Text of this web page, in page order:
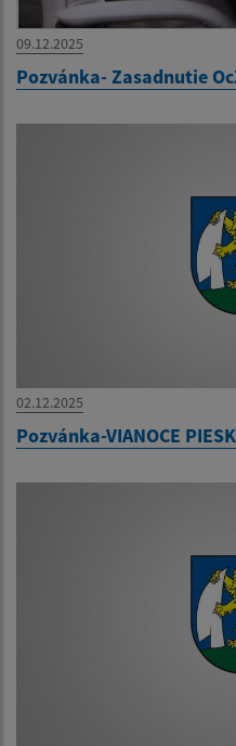
09.12.2025
Pozvánka- Zasadnutie
02.12.2025
Pozvánka-VIANOCE